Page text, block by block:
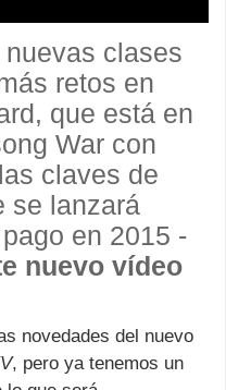
clases
retos en
que está en
War con
claves de
se lanzará
en 2015 -
nuevo vídeo
novedades del nuevo
, pero ya tenemos un